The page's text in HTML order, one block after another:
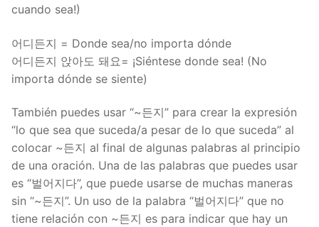
cuando sea!)
어디든지 = Donde sea/no importa dónde
어디든지 앉아도 돼요= ¡Siéntese donde sea! (No
importa dónde se siente)
También puedes usar “~든지” para crear la expresión
“lo que sea que suceda/a pesar de lo que suceda” al
colocar ~든지 al final de algunas palabras al principio
de una oración. Una de las palabras que puedes usar
es “벌어지다”, que puede usarse de muchas maneras
sin “~든지”. Un uso de la palabra “벌어지다” que no
tiene relación con ~든지 es para indicar que hay un